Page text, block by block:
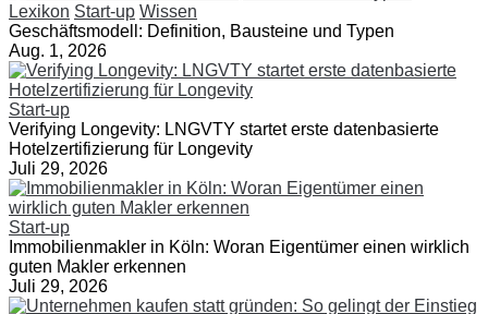
Lexikon Start-up Wissen
Geschäftsmodell: Definition, Bausteine und Typen
Aug. 1, 2026
Start-up
Verifying Longevity: LNGVTY startet erste datenbasierte
Hotelzertifizierung für Longevity
Juli 29, 2026
Start-up
Immobilienmakler in Köln: Woran Eigentümer einen wirklich
guten Makler erkennen
Juli 29, 2026